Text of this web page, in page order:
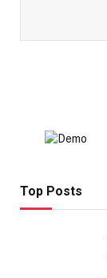
Top Posts